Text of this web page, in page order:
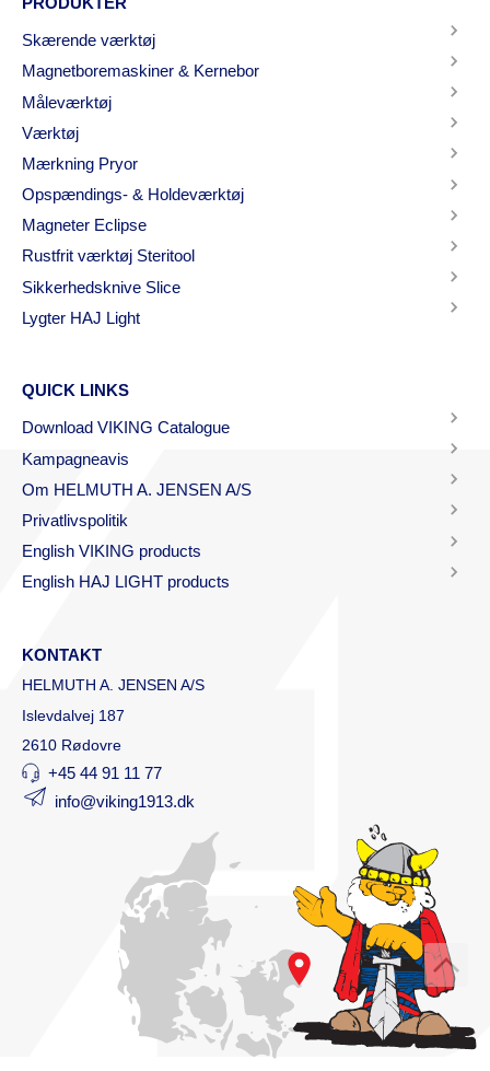
Skærende værktøj
Magnetboremaskiner & Kernebor
Måleværktøj
Værktøj
Mærkning Pryor
Opspændings- & Holdeværktøj
Magneter Eclipse
Rustfrit værktøj Steritool
Sikkerhedsknive Slice
Lygter HAJ Light
QUICK LINKS
Download VIKING Catalogue
Kampagneavis
Om HELMUTH A. JENSEN A/S
Privatlivspolitik
English VIKING products
English HAJ LIGHT products
KONTAKT
HELMUTH A. JENSEN A/S
Islevdalvej 187
2610 Rødovre
+45 44 91 11 77
info@viking1913.dk